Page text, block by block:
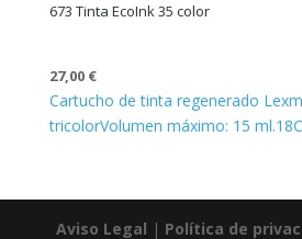
673 Tinta EcoInk 35 color
27,00 €
Cartucho de tinta regenerado
tricolorVolumen máximo: 15 ml.
Aviso Legal | Política de